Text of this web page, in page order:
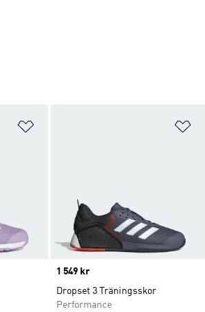
Price
1 549 kr
Dropset 3 Träningsskor
Performance